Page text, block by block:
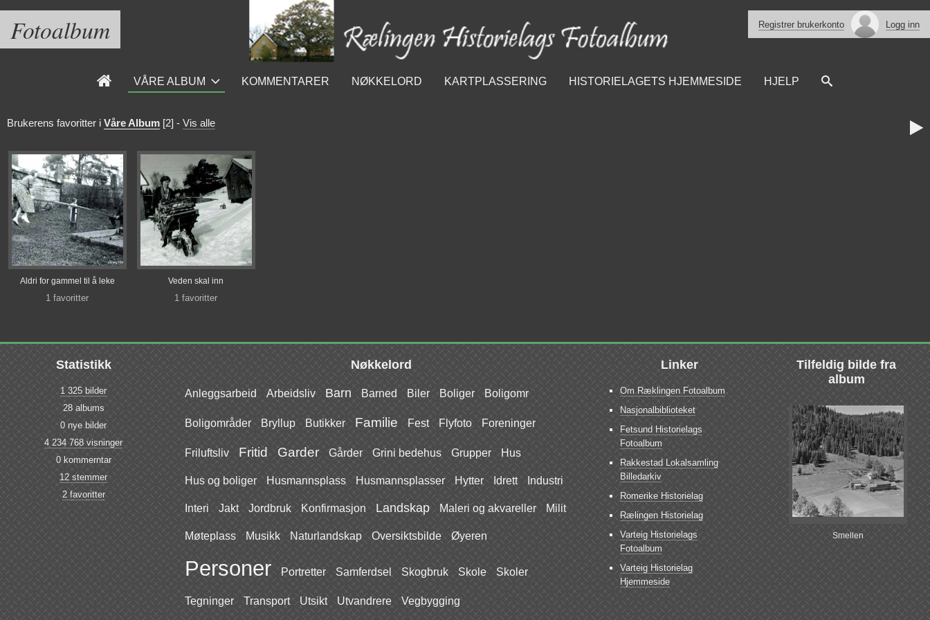
Fotoalbum Registrer brukerkonto Logg inn
VÅRE ALBUM KOMMENTARER NØKKELORD KARTPLASSERING HISTORIELAGETS HJEMMESIDE HJELP
Brukerens favoritter i Våre Album [2] - Vis alle 
Aldri for gammel til å leke
1 favoritter
Veden skal inn
1 favoritter
Statistikk
1 325 bilder
28 albums
0 nye bilder
4 234 768 visninger
0 kommerntar
12 stemmer
2 favoritter
Nøkkelord
Anleggsarbeid Arbeidsliv Barn Barned Biler Boliger Boligomr
Boligområder Bryllup Butikker Familie Fest Flyfoto Foreninger
Friluftsliv Fritid Garder Gårder Grini bedehus Grupper Hus
Hus og boliger Husmannsplass Husmannsplasser Hytter Idrett Industri
Interi Jakt Jordbruk Konfirmasjon Landskap Maleri og akvareller Milit
Møteplass Musikk Naturlandskap Oversiktsbilde Øyeren
Personer Portretter Samferdsel Skogbruk Skole Skoler
Tegninger Transport Utsikt Utvandrere Vegbygging
Linker
Om Ræklingen Fotoalbum
Nasjonalbiblioteket
Fetsund Historielags
Fotoalbum
Rakkestad Lokalsamling
Billedarkiv
Romerike Historielag
Rælingen Historielag
Varteig Historielags
Fotoalbum
Varteig Historielag
Hjemmeside
Tilfeldig bilde fra
album
Smellen